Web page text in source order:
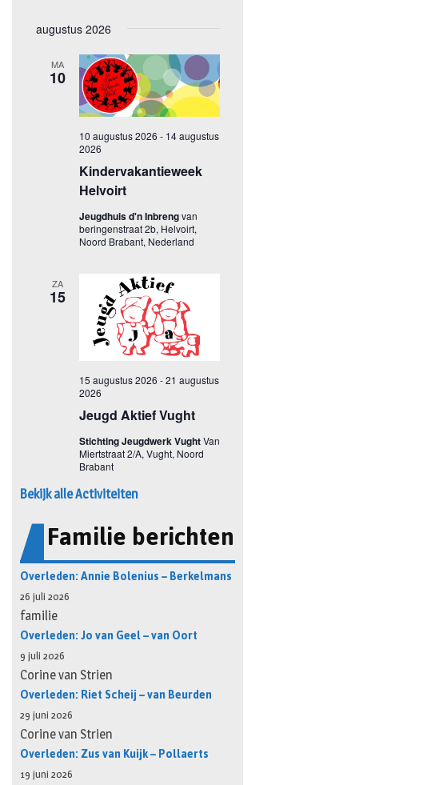
Bekijk alle Activiteiten
Familie berichten
Overleden: Annie Bolenius – Berkelmans
26 juli 2026
familie
Overleden: Jo van Geel – van Oort
9 juli 2026
Corine van Strien
Overleden: Riet Scheij – van Beurden
29 juni 2026
Corine van Strien
Overleden: Zus van Kuijk – Pollaerts
19 juni 2026